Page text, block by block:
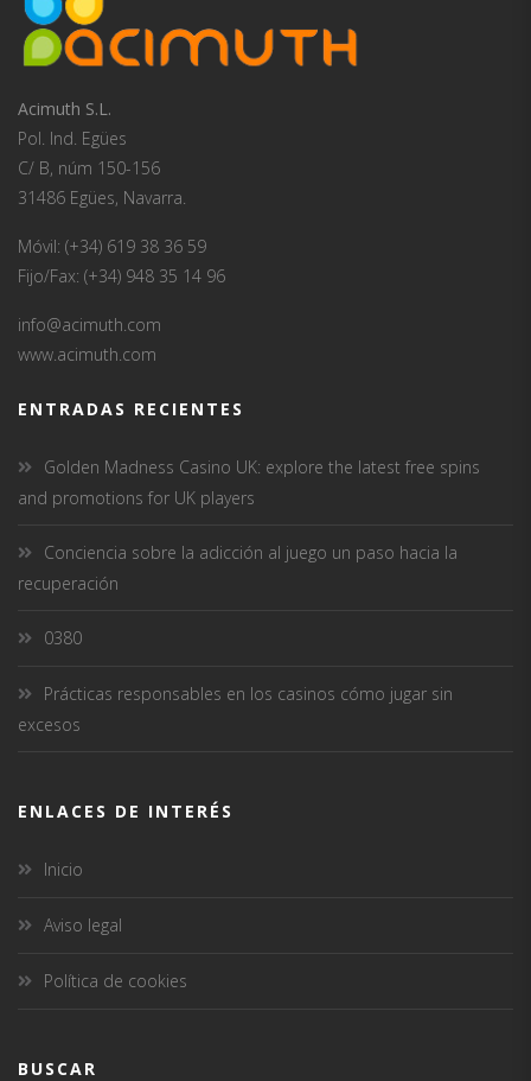
Acimuth S.L.
Pol. Ind. Egües
C/ B, núm 150-156
31486 Egües, Navarra.
Móvil: (+34) 619 38 36 59
Fijo/Fax: (+34) 948 35 14 96
info@acimuth.com
www.acimuth.com
ENTRADAS RECIENTES
Golden Madness Casino UK: explore the latest free spins
and promotions for UK players
Conciencia sobre la adicción al juego un paso hacia la
recuperación
0380
Prácticas responsables en los casinos cómo jugar sin
excesos
ENLACES DE INTERÉS
Inicio
Aviso legal
Política de cookies
BUSCAR